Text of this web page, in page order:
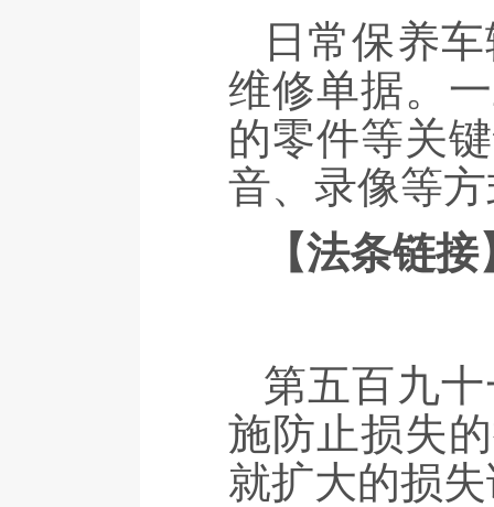
日常保养
维修单据。
的零件等关
音、录像等
【法条链接
第五百九
施防止损失
就扩大的损